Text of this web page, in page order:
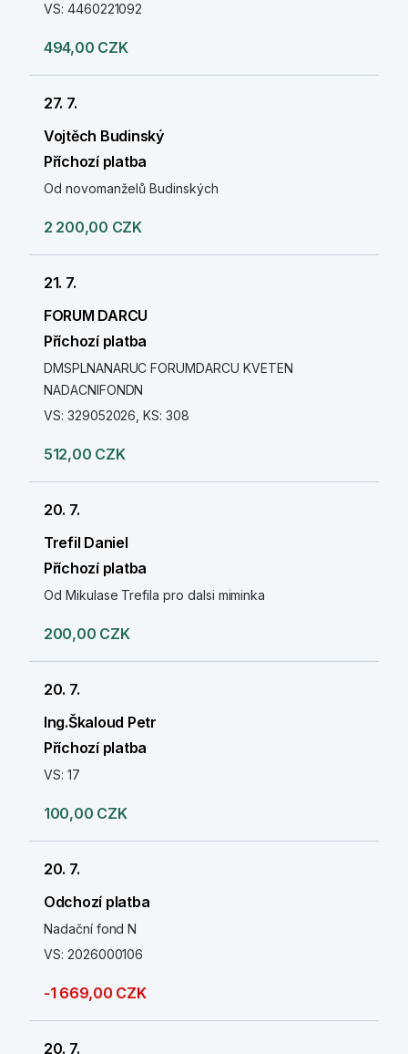
VS: 4460221092
494,00 CZK
27. 7.
Vojtěch Budinský
Příchozí platba
Od novomanželů Budinských
2 200,00 CZK
21. 7.
FORUM DARCU
Příchozí platba
DMSPLNANARUC FORUMDARCU KVETEN
NADACNIFONDN
VS: 329052026, KS: 308
512,00 CZK
20. 7.
Trefil Daniel
Příchozí platba
Od Mikulase Trefila pro dalsi miminka
200,00 CZK
20. 7.
Ing.Škaloud Petr
Příchozí platba
VS: 17
100,00 CZK
20. 7.
Odchozí platba
Nadační fond N
VS: 2026000106
-1 669,00 CZK
20. 7.